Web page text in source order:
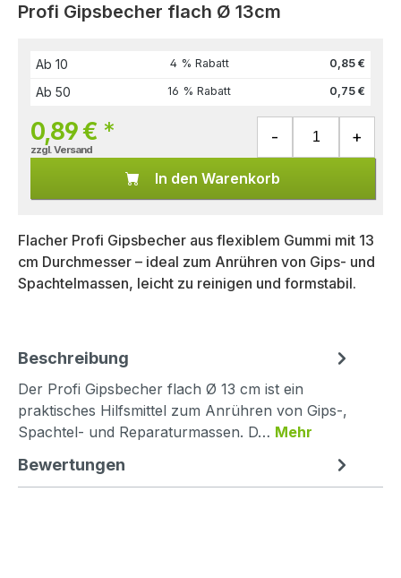
Profi Gipsbecher flach Ø 13cm
Ab 10 4 % Rabatt 0,85 €
Ab 50 16 % Rabatt 0,75 €
0,89 € *
zzgl. Versand
In den Warenkorb
Flacher Profi Gipsbecher aus flexiblem Gummi mit 13
cm Durchmesser – ideal zum Anrühren von Gips- und
Spachtelmassen, leicht zu reinigen und formstabil.
Beschreibung
Der Profi Gipsbecher flach Ø 13 cm ist ein
praktisches Hilfsmittel zum Anrühren von Gips-,
Spachtel- und Reparaturmassen. D… Mehr
Bewertungen